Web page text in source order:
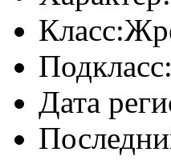
Класс:
Подкласс:
Дата